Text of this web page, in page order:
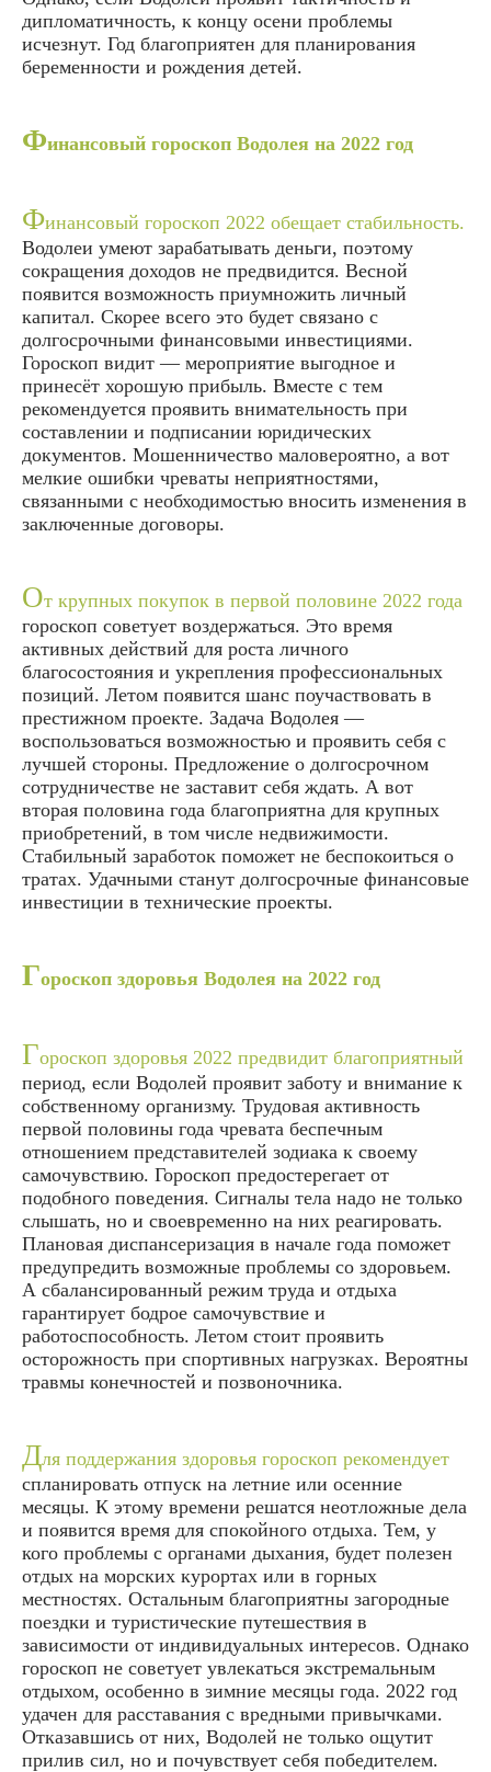
дипломатичность, к концу осени проблемы
исчезнут. Год благоприятен для планирования
беременности и рождения детей.
Финансовый гороскоп Водолея на 2022 год
Финансовый гороскоп 2022 обещает стабильность.
Водолеи умеют зарабатывать деньги, поэтому
сокращения доходов не предвидится. Весной
появится возможность приумножить личный
капитал. Скорее всего это будет связано с
долгосрочными финансовыми инвестициями.
Гороскоп видит — мероприятие выгодное и
принесёт хорошую прибыль. Вместе с тем
рекомендуется проявить внимательность при
составлении и подписании юридических
документов. Мошенничество маловероятно, а вот
мелкие ошибки чреваты неприятностями,
связанными с необходимостью вносить изменения в
заключенные договоры.
От крупных покупок в первой половине 2022 года
гороскоп советует воздержаться. Это время
активных действий для роста личного
благосостояния и укрепления профессиональных
позиций. Летом появится шанс поучаствовать в
престижном проекте. Задача Водолея —
воспользоваться возможностью и проявить себя с
лучшей стороны. Предложение о долгосрочном
сотрудничестве не заставит себя ждать. А вот
вторая половина года благоприятна для крупных
приобретений, в том числе недвижимости.
Стабильный заработок поможет не беспокоиться о
тратах. Удачными станут долгосрочные финансовые
инвестиции в технические проекты.
Гороскоп здоровья Водолея на 2022 год
Гороскоп здоровья 2022 предвидит благоприятный
период, если Водолей проявит заботу и внимание к
собственному организму. Трудовая активность
первой половины года чревата беспечным
отношением представителей зодиака к своему
самочувствию. Гороскоп предостерегает от
подобного поведения. Сигналы тела надо не только
слышать, но и своевременно на них реагировать.
Плановая диспансеризация в начале года поможет
предупредить возможные проблемы со здоровьем.
А сбалансированный режим труда и отдыха
гарантирует бодрое самочувствие и
работоспособность. Летом стоит проявить
осторожность при спортивных нагрузках. Вероятны
травмы конечностей и позвоночника.
Для поддержания здоровья гороскоп рекомендует
спланировать отпуск на летние или осенние
месяцы. К этому времени решатся неотложные дела
и появится время для спокойного отдыха. Тем, у
кого проблемы с органами дыхания, будет полезен
отдых на морских курортах или в горных
местностях. Остальным благоприятны загородные
поездки и туристические путешествия в
зависимости от индивидуальных интересов. Однако
гороскоп не советует увлекаться экстремальным
отдыхом, особенно в зимние месяцы года. 2022 год
удачен для расставания с вредными привычками.
Отказавшись от них, Водолей не только ощутит
прилив сил, но и почувствует себя победителем.